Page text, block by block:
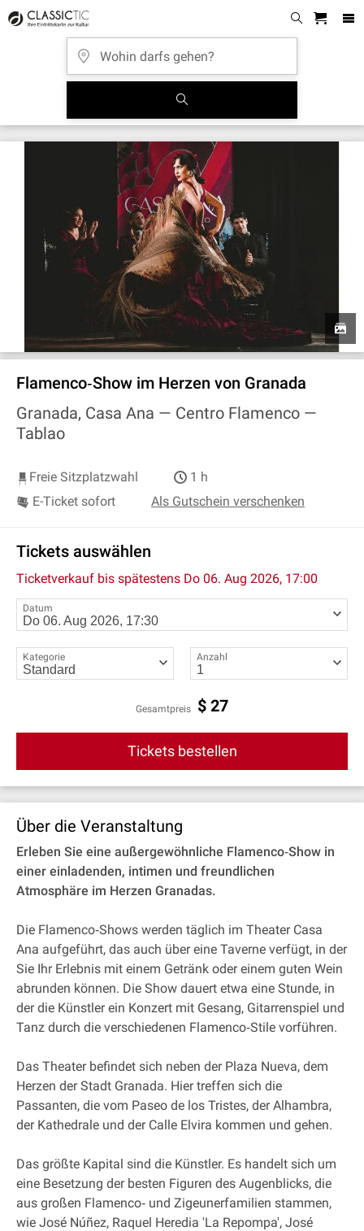
Flamenco‐Show im Herzen von Granada
Granada, Casa Ana — Centro Flamenco —
Tablao
Freie Sitzplatzwahl
1 h
E-Ticket sofort
Als Gutschein verschenken
Tickets auswählen
Ticketverkauf bis spätestens Do 06. Aug 2026, 17:00
Datum
Kategorie Anzahl
Gesamtpreis $ 27
Tickets bestellen
Über die Veranstaltung
Erleben Sie eine außergewöhnliche Flamenco‐Show in
einer einladenden, intimen und freundlichen
Atmosphäre im Herzen Granadas.
Die Flamenco‐Shows werden täglich im Theater Casa
Ana aufgeführt, das auch über eine Taverne verfügt, in der
Sie Ihr Erlebnis mit einem Getränk oder einem guten Wein
abrunden können. Die Show dauert etwa eine Stunde, in
der die Künstler ein Konzert mit Gesang, Gitarrenspiel und
Tanz durch die verschiedenen Flamenco‐Stile vorführen.
Das Theater befindet sich neben der Plaza Nueva, dem
Herzen der Stadt Granada. Hier treffen sich die
Passanten, die vom Paseo de los Tristes, der Alhambra,
der Kathedrale und der Calle Elvira kommen und gehen.
Das größte Kapital sind die Künstler. Es handelt sich um
eine Besetzung der besten Figuren des Augenblicks, die
aus großen Flamenco‐ und Zigeunerfamilien stammen,
wie José Núñez, Raquel Heredia 'La Repompa', José